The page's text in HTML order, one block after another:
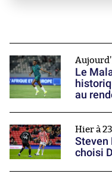
Le
au
Hier à
Steven
choisi